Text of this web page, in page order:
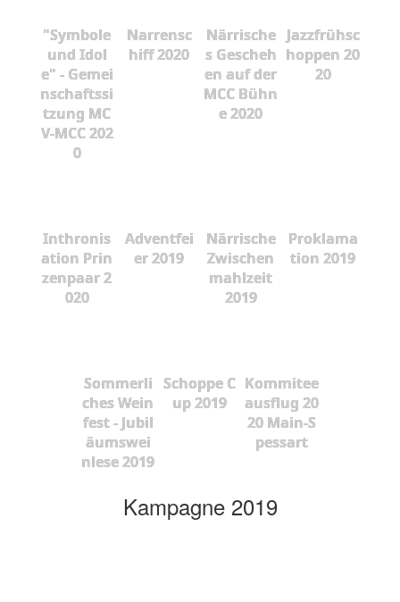
"Symbole
und Idol
e" - Gemei
nschaftssi
tzung MC
V-MCC 202
0
Narrensc
hiff 2020
Närrische
s Gescheh
en auf der
MCC Bühn
e 2020
Jazzfrühsc
hoppen 20
20
Inthronis
ation Prin
zenpaar 2
020
Adventfei
er 2019
Närrische
Zwischen
mahlzeit
2019
Proklama
tion 2019
Sommerli
ches Wein
fest - Jubil
äumswei
nlese 2019
Schoppe C
up 2019
Kommitee
ausflug 20
20 Main-S
pessart
Kampagne 2019